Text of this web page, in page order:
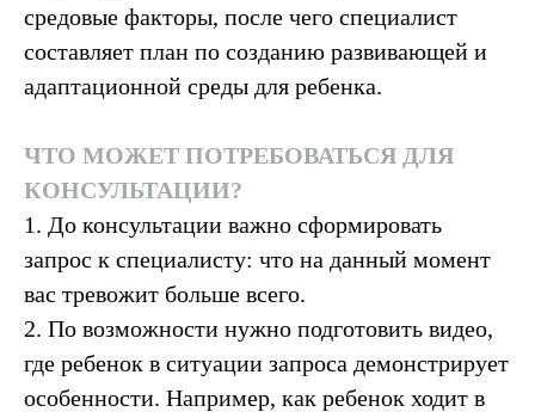
средовые факторы, после чего специалист
составляет план по созданию развивающей и
адаптационной среды для ребенка.
ЧТО МОЖЕТ ПОТРЕБОВАТЬСЯ ДЛЯ
КОНСУЛЬТАЦИИ?
1. До консультации важно сформировать
запрос к специалисту: что на данный момент
вас тревожит больше всего.
2. По возможности нужно подготовить видео,
где ребенок в ситуации запроса демонстрирует
особенности. Например, как ребенок ходит в